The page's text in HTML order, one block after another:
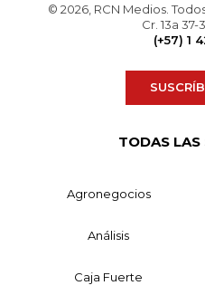
© 2026, RCN Medios.
Cr. 13a
(+57) 1
TODAS LAS
Agronegocios
Análisis
Caja Fuerte